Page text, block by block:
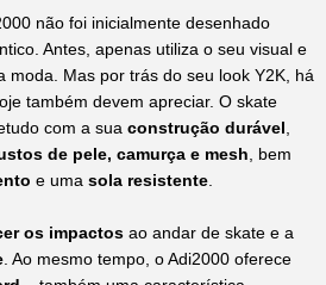
não foi inicialmente desenhado
Antes, apenas utiliza o seu visual e
moda. Mas por trás do seu look Y2K, há
também devem apreciar. O skate
com a sua construção durável,
de pele, camurça e mesh, bem
e uma sola resistente.
os impactosao andar de skate e a
. Ao mesmo tempo, o Adi2000 oferece